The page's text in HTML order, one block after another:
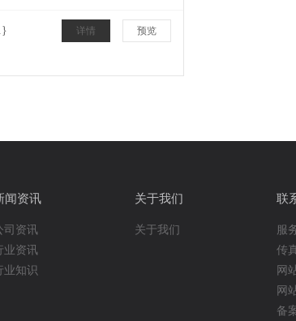
} 详情 预览
闻资讯
司资讯
业资讯
业知识
关于我们
关于我们
联
服
传
网
网
备